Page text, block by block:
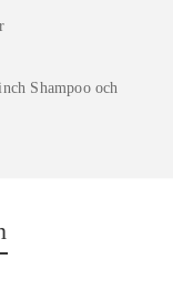
Shampoo och